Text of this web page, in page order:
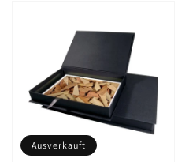
Ausverkauft